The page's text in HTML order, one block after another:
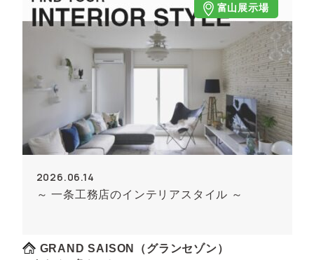
富山展示場
2026.06.14
～ 一条工務店のインテリアスタイル ～
GRAND SAISON（グランセゾン）